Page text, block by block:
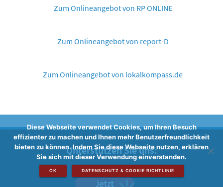
Zum Onlineangebot von RP ONLINE
Zum Onlineangebot von report-D
Zum Onlineangebot von lokalkompass.de
Unterstützen Sie uns:
Diese Webseite verwendet Cookies, um Ihren Besuch
effizienter zu machen und Ihnen mehr Benutzerfreundlichkeit
bieten zu können. Indem Sie diese Webseite nutzen, erklären
Sie sich mit dieser Verwendung einverstanden.
OK DATENSCHUTZ & COOKIE RICHTLINIE